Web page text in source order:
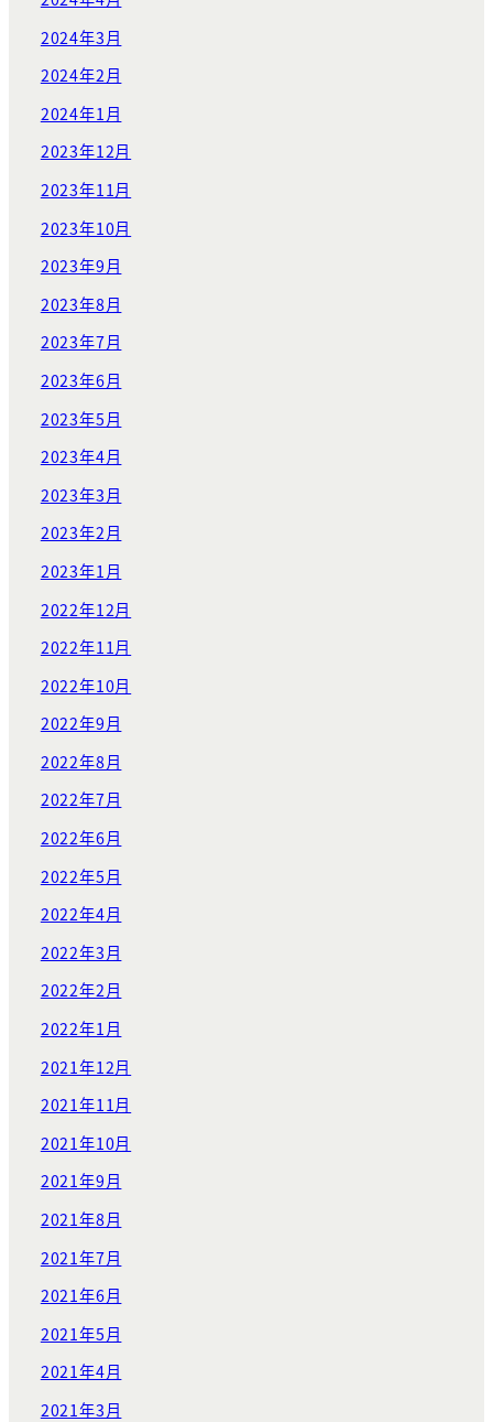
2024年3月
2024年2月
2024年1月
2023年12月
2023年11月
2023年10月
2023年9月
2023年8月
2023年7月
2023年6月
2023年5月
2023年4月
2023年3月
2023年2月
2023年1月
2022年12月
2022年11月
2022年10月
2022年9月
2022年8月
2022年7月
2022年6月
2022年5月
2022年4月
2022年3月
2022年2月
2022年1月
2021年12月
2021年11月
2021年10月
2021年9月
2021年8月
2021年7月
2021年6月
2021年5月
2021年4月
2021年3月